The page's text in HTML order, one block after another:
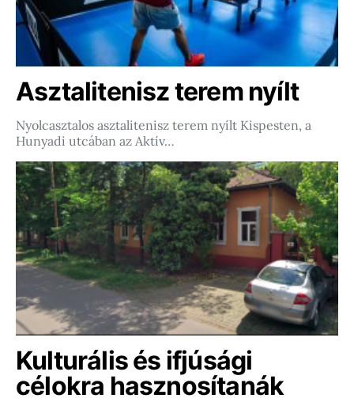
Asztalitenisz terem nyílt
Nyolcasztalos asztalitenisz terem nyílt Kispesten, a
Hunyadi utcában az Aktív…
Kulturális és ifjúsági
célokra hasznosítanák